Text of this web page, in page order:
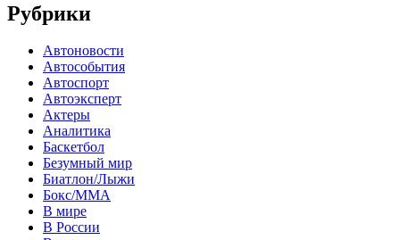
Рубрики
Автоновости
Автособытия
Автоспорт
Автоэксперт
Актеры
Аналитика
Баскетбол
Безумный мир
Биатлон/Лыжи
Бокс/MMA
В мире
В России